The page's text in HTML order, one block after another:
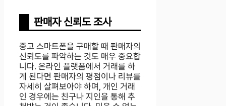
판매자 신뢰도 조사
중고 스마트폰을 구매할 때 판매자의
신뢰도를 파악하는 것도 매우 중요합
니다. 온라인 플랫폼에서 거래를 하
게 된다면 판매자의 평점이나 리뷰를
자세히 살펴보아야 하며, 개인 거래
인 경우에는 친구나 지인을 통해 추